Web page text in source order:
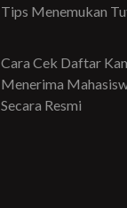
Tips Menemukan
Cara Cek Daftar
Menerima
Secara Resmi